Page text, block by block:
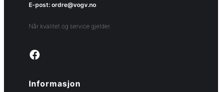
E-post: ordre@vogv.no
Når kvalitet og service gjelder.
Link to facebook page
Informasjon